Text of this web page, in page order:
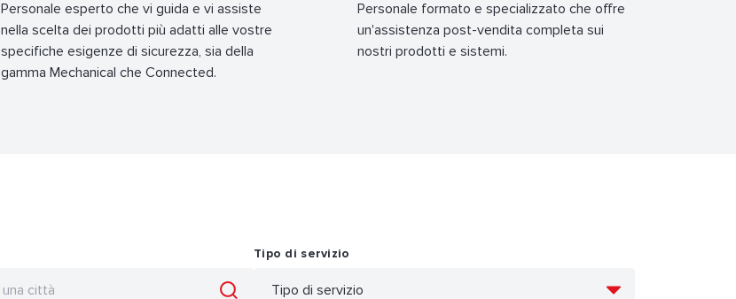
Personale esperto che vi guida e vi assiste
nella scelta dei prodotti più adatti alle vostre
specifiche esigenze di sicurezza, sia della
gamma Mechanical che Connected.
Personale formato e specializzato che offre
un'assistenza post-vendita completa sui
nostri prodotti e sistemi.
Tipo di servizio